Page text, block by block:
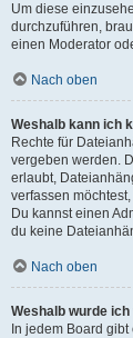
Um diese
durchzuführen,
einen Moderator
Nach oben
Weshalb kann ich
Rechte für
vergeben werden.
erlaubt,
verfassen
Du kannst einen
du keine
Nach oben
Weshalb wurde
In jedem Board